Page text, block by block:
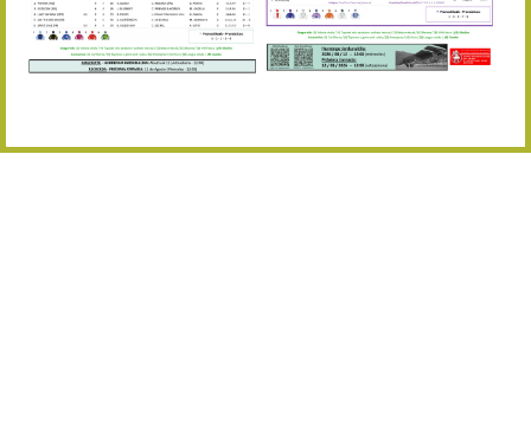
Abuztaren 12a / 12 de
15/08 17:05 Abuztuaren 15a / 15 de
30/08 17:30 Abuztuaren 30a / 30 de